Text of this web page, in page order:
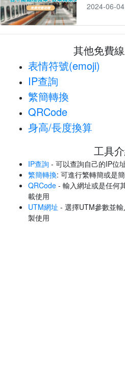
2024-06-04
其他免費
表情符號(emoji)
IP查詢
繁簡轉換
QRCode
身高/長度換算
工具
IP查詢 - 可以查詢自己的IP位
繁簡轉換: 可進行繁轉簡或是
QRCode - 輸入網址或是任何
載使用
UTM網址 - 選擇UTM參數並
製使用